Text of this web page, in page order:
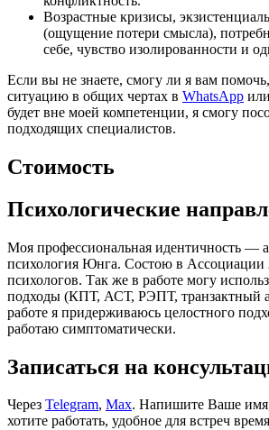
Возрастные кризисы,
(ощущение потери смысла),
себе, чувство изолированности и
Если вы не знаете, смогу ли я вам
ситуацию в общих чертах в WhatsApp или
будет вне моей компетенции, я смогу
подходящих специалистов.
Стоимость
Психологические
Моя профессиональная идентичность —
психология Юнга. Состою в Ассоциации
психологов. Так же в работе могу
подходы (КПТ, АСТ, РЭПТ, транзактный
работе я придерживаюсь целостного
работаю симптоматически.
Записаться на
Через Telegram, Max. Напишите Ваше
хотите работать, удобное для встреч